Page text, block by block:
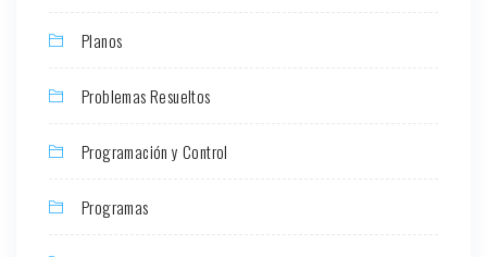
Planos
Problemas Resueltos
Programación y Control
Programas